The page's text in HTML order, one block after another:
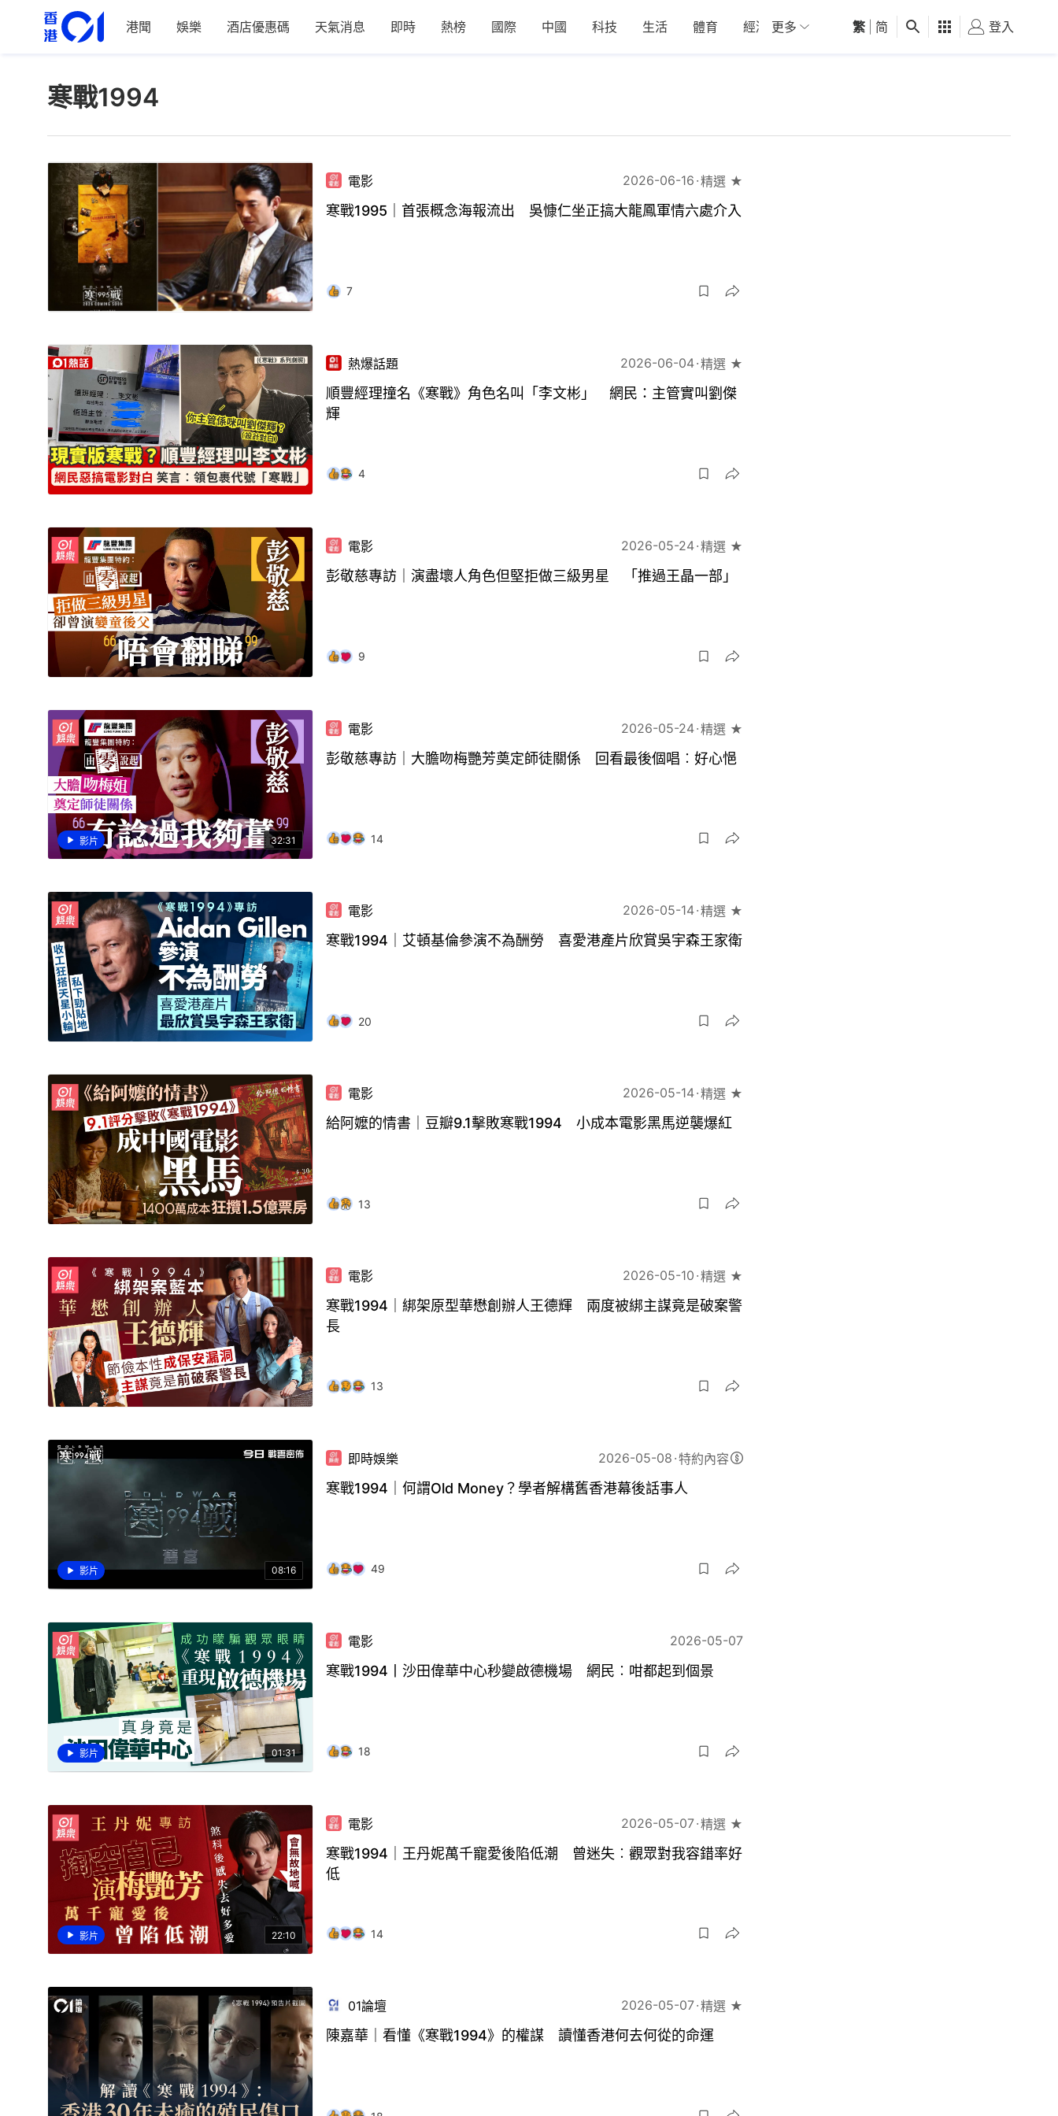
港聞 娛樂 酒店優惠碼 天氣消息 即時 熱榜 國際 中國 科技 生活 體育 經濟 01深圳 觀點 健康 好食玩飛
更多 繁 简 登入
寒戰1994
電影 2026-06-16 精選 ★
寒戰1995｜首張概念海報流出 吳慷仁坐正搞大龍鳳軍情六處介入
7
熱爆話題 2026-06-04 精選 ★
順豐經理撞名《寒戰》角色名叫「李文彬」 網民：主管實叫劉傑
輝
4
電影 2026-05-24 精選 ★
彭敬慈專訪｜演盡壞人角色但堅拒做三級男星 「推過王晶一部」
9
影片 32:31
電影 2026-05-24 精選 ★
彭敬慈專訪｜大膽吻梅艷芳奠定師徒關係 回看最後個唱︰好心悒
14
電影 2026-05-14 精選 ★
寒戰1994｜艾頓基倫參演不為酬勞 喜愛港產片欣賞吳宇森王家衛
20
電影 2026-05-14 精選 ★
給阿嬤的情書｜豆瓣9.1擊敗寒戰1994 小成本電影黑馬逆襲爆紅
13
電影 2026-05-10 精選 ★
寒戰1994｜綁架原型華懋創辦人王德輝 兩度被綁主謀竟是破案警
長
13
影片 08:16
即時娛樂 2026-05-08 特約內容
寒戰1994｜何謂Old Money？學者解構舊香港幕後話事人
49
影片 01:31
電影 2026-05-07
寒戰1994丨沙田偉華中心秒變啟德機場 網民︰咁都起到個景
18
影片 22:10
電影 2026-05-07 精選 ★
寒戰1994｜王丹妮萬千寵愛後陷低潮 曾迷失︰觀眾對我容錯率好
低
14
01論壇 2026-05-07 精選 ★
陳嘉華｜看懂《寒戰1994》的權謀 讀懂香港何去何從的命運